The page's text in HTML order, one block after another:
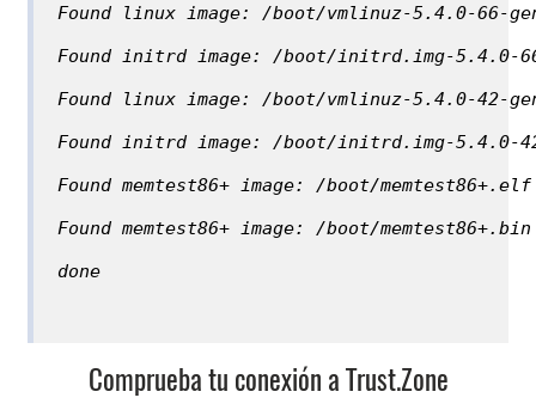
Found linux image: /boot/vmlinuz-5.4.0-66-
Found initrd image: /boot/initrd.img-5.4.0-
Found linux image: /boot/vmlinuz-5.4.0-42-
Found initrd image: /boot/initrd.img-5.4.0-
Found memtest86+ image: /boot/memtest86+.elf
Found memtest86+ image: /boot/memtest86+.bin
done
Comprueba tu conexión a Trust.Zone